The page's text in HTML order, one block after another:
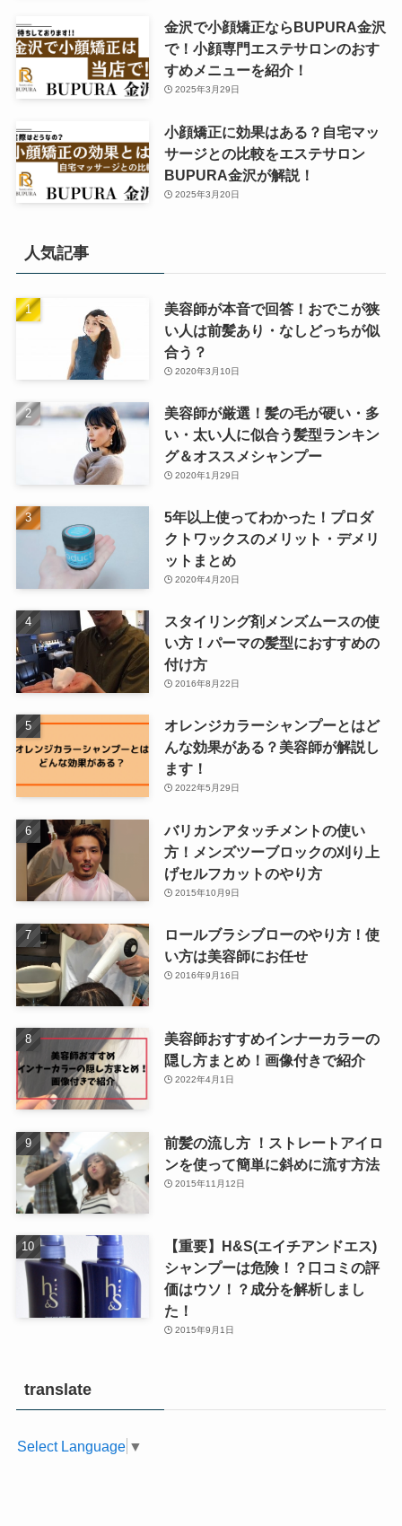
金沢で小顔矯正ならBUPURA金沢
で！小顔専門エステサロンのおす
すめメニューを紹介！
2025年3月29日
小顔矯正に効果はある？自宅マッ
サージとの比較をエステサロン
BUPURA金沢が解説！
2025年3月20日
人気記事
美容師が本音で回答！おでこが狭
い人は前髪あり・なしどっちが似
合う？
2020年3月10日
美容師が厳選！髪の毛が硬い・多
い・太い人に似合う髪型ランキン
グ＆オススメシャンプー
2020年1月29日
5年以上使ってわかった！プロダ
クトワックスのメリット・デメリ
ットまとめ
2020年4月20日
スタイリング剤メンズムースの使
い方！パーマの髪型におすすめの
付け方
2016年8月22日
オレンジカラーシャンプーとはど
んな効果がある？美容師が解説し
ます！
2022年5月29日
バリカンアタッチメントの使い
方！メンズツーブロックの刈り上
げセルフカットのやり方
2015年10月9日
ロールブラシブローのやり方！使
い方は美容師にお任せ
2016年9月16日
美容師おすすめインナーカラーの
隠し方まとめ！画像付きで紹介
2022年4月1日
前髪の流し方 ！ストレートアイロ
ンを使って簡単に斜めに流す方法
2015年11月12日
【重要】H&S(エイチアンドエス)
シャンプーは危険！？口コミの評
価はウソ！？成分を解析しまし
た！
2015年9月1日
translate
Select Language ▼